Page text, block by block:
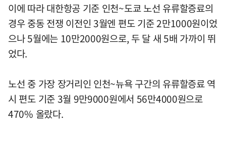
이에 따라 대한항공 기준 인천~도쿄 노선 유류할증료의
경우 중동 전쟁 이전인 3월엔 편도 기준 2만1000원이었
으나 5월에는 10만2000원으로, 두 달 새 5배 가까이 뛰
었다.
노선 중 가장 장거리인 인천~뉴욕 구간의 유류할증료 역
시 편도 기준 3월 9만9000원에서 56만4000원으로
470% 올랐다.